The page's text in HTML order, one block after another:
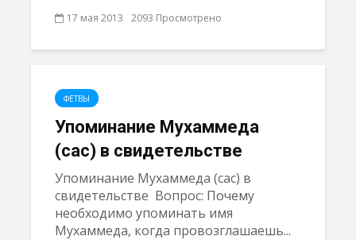
17 мая 2013 2093 Просмотрено
ФЕТВЫ
Упоминание Мухаммеда
(сас) в свидетельстве
Упоминание Мухаммеда (сас) в
свидетельстве Вопрос: Почему
необходимо упоминать имя
Мухаммеда, когда провозглашаешь...